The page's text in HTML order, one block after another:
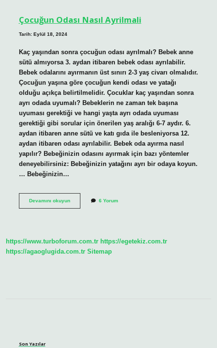
Çocuğun Odası Nasıl Ayrilmali
Tarih: Eylül 18, 2024
Kaç yaşından sonra çocuğun odası ayrılmalı? Bebek anne
sütü almıyorsa 3. aydan itibaren bebek odası ayrılabilir.
Bebek odalarını ayırmanın üst sınırı 2-3 yaş civarı olmalıdır.
Çocuğun yaşına göre çocuğun kendi odası ve yatağı
olduğu açıkça belirtilmelidir. Çocuklar kaç yaşından sonra
ayrı odada uyumalı? Bebeklerin ne zaman tek başına
uyuması gerektiği ve hangi yaşta ayrı odada uyuması
gerektiği gibi sorular için önerilen yaş aralığı 6-7 aydır. 6.
aydan itibaren anne sütü ve katı gıda ile besleniyorsa 12.
aydan itibaren odası ayrılabilir. Bebek oda ayırma nasıl
yapılır? Bebeğinizin odasını ayırmak için bazı yöntemler
deneyebilirsiniz: Bebeğinizin yatağını ayrı bir odaya koyun.
… Bebeğinizin…
Devamını okuyunÇocuğun
6 Yorum
https://www.turboforum.com.tr https://egetekiz.com.tr
https://agaoglugida.com.tr Sitemap
Son Yazılar